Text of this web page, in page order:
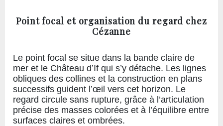
Point focal et organisation du regard chez
Cézanne
Le point focal se situe dans la bande claire de
mer et le Château d’If qui s’y détache. Les lignes
obliques des collines et la construction en plans
successifs guident l’œil vers cet horizon. Le
regard circule sans rupture, grâce à l’articulation
précise des masses colorées et à l’équilibre entre
surfaces claires et ombrées.